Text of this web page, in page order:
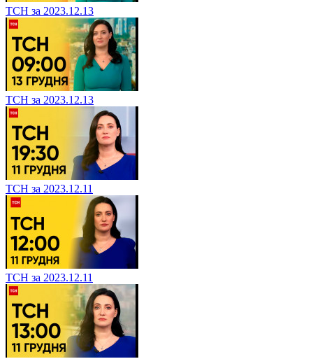
ТСН за 2023.12.13
ТСН за 2023.12.13
ТСН за 2023.12.11
ТСН за 2023.12.11